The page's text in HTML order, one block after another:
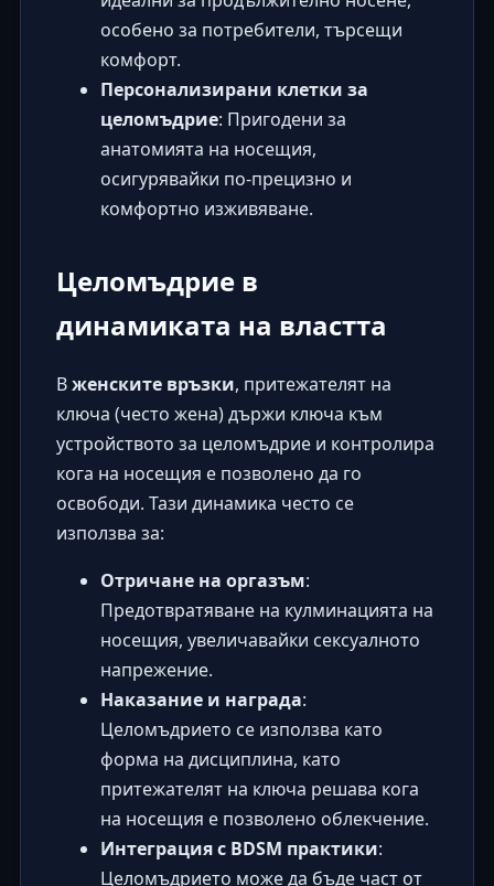
особено за потребители, търсещи
комфорт.
Персонализирани клетки за
целомъдрие: Пригодени за
анатомията на носещия,
осигурявайки по-прецизно и
комфортно изживяване.
Целомъдрие в
динамиката на властта
Вженските връзки, притежателят на
ключа (често жена) държи ключа към
устройството за целомъдрие и контролира
кога на носещия е позволено да го
освободи. Тази динамика често се
използва за:
Отричане на оргазъм:
Предотвратяване на кулминацията на
носещия, увеличавайки сексуалното
напрежение.
Наказание и награда:
Целомъдрието се използва като
форма на дисциплина, като
притежателят на ключа решава кога
на носещия е позволено облекчение.
Интеграция с BDSM практики:
Целомъдрието може да бъде част от